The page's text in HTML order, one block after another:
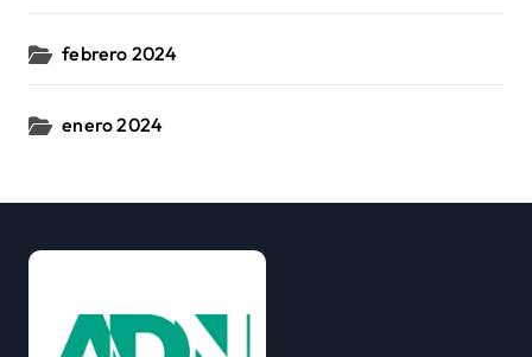
febrero 2024
enero 2024